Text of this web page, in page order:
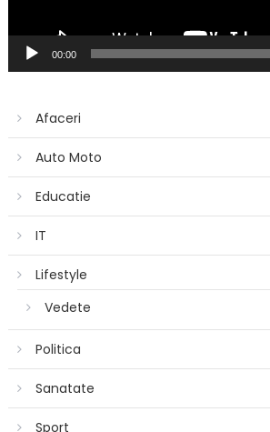
00:00
Afaceri
Auto Moto
Educatie
IT
Lifestyle
Vedete
Politica
Sanatate
Sport